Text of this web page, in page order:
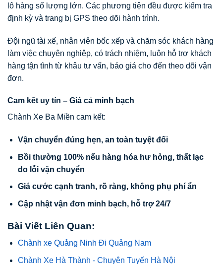
lô hàng số lượng lớn. Các phương tiện đều được kiểm tra
định kỳ và trang bị GPS theo dõi hành trình.
Đội ngũ tài xế, nhân viên bốc xếp và chăm sóc khách hàng
làm việc chuyên nghiệp, có trách nhiệm, luôn hỗ trợ khách
hàng tận tình từ khâu tư vấn, báo giá cho đến theo dõi vận
đơn.
Cam kết uy tín – Giá cả minh bạch
Chành Xe Ba Miền cam kết:
Vận chuyển đúng hẹn, an toàn tuyệt đối
Bồi thường 100% nếu hàng hóa hư hỏng, thất lạc
do lỗi vận chuyển
Giá cước cạnh tranh, rõ ràng, không phụ phí ẩn
Cập nhật vận đơn minh bạch, hỗ trợ 24/7
Bài Viết Liên Quan:
Chành xe Quảng Ninh Đi Quảng Nam
Chành Xe Hà Thành - Chuyên Tuyến Hà Nội